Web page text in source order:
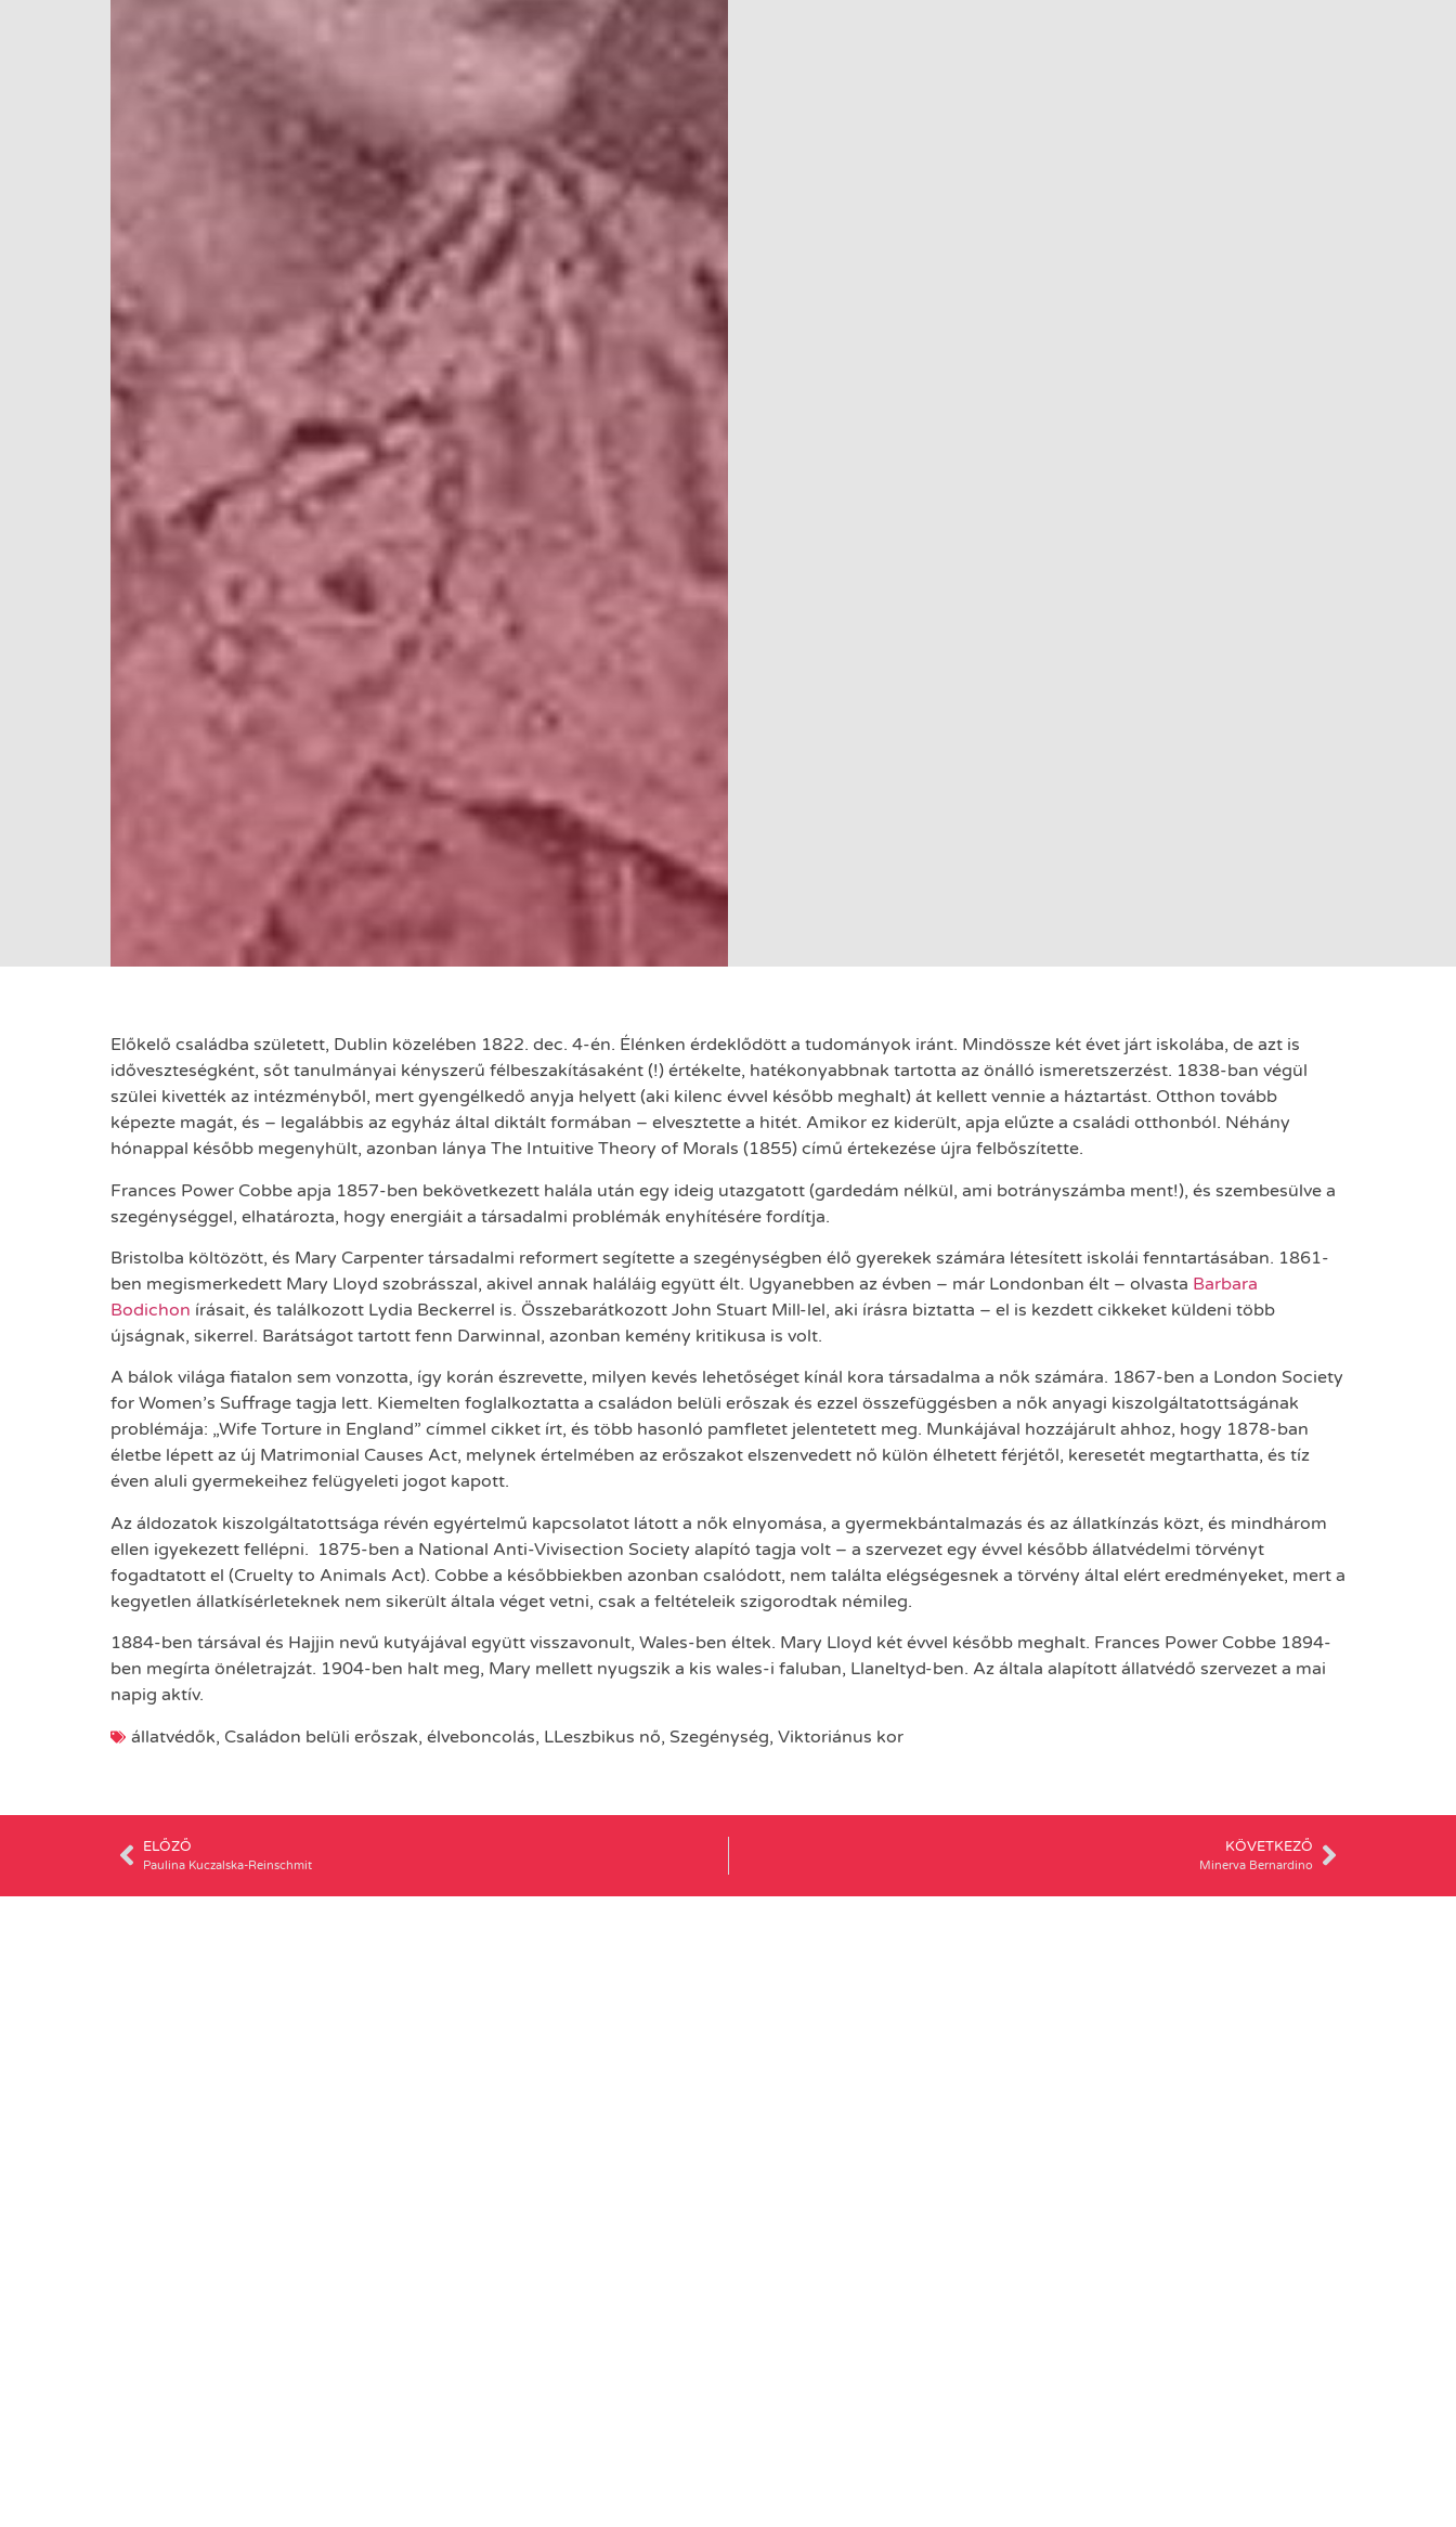
Előkelő családba született, Dublin közelében 1822. dec. 4-én. Élénken érdeklődött a tudományok iránt. Mindössze két évet járt iskolába, de azt is
időveszteségként, sőt tanulmányai kényszerű félbeszakításaként (!) értékelte, hatékonyabbnak tartotta az önálló ismeretszerzést. 1838-ban végül
szülei kivették az intézményből, mert gyengélkedő anyja helyett (aki kilenc évvel később meghalt) át kellett vennie a háztartást. Otthon tovább
képezte magát, és – legalábbis az egyház által diktált formában – elvesztette a hitét. Amikor ez kiderült, apja elűzte a családi otthonból. Néhány
hónappal később megenyhült, azonban lánya The Intuitive Theory of Morals (1855) című értekezése újra felbőszítette.
Frances Power Cobbe apja 1857-ben bekövetkezett halála után egy ideig utazgatott (gardedám nélkül, ami botrányszámba ment!), és szembesülve a
szegénységgel, elhatározta, hogy energiáit a társadalmi problémák enyhítésére fordítja.
Bristolba költözött, és Mary Carpenter társadalmi reformert segítette a szegénységben élő gyerekek számára létesített iskolái fenntartásában. 1861-
ben megismerkedett Mary Lloyd szobrásszal, akivel annak haláláig együtt élt. Ugyanebben az évben – már Londonban élt – olvasta Barbara
Bodichon írásait, és találkozott Lydia Beckerrel is. Összebarátkozott John Stuart Mill-lel, aki írásra biztatta – el is kezdett cikkeket küldeni több
újságnak, sikerrel. Barátságot tartott fenn Darwinnal, azonban kemény kritikusa is volt.
A bálok világa fiatalon sem vonzotta, így korán észrevette, milyen kevés lehetőséget kínál kora társadalma a nők számára. 1867-ben a London Society
for Women’s Suffrage tagja lett. Kiemelten foglalkoztatta a családon belüli erőszak és ezzel összefüggésben a nők anyagi kiszolgáltatottságának
problémája: „Wife Torture in England” címmel cikket írt, és több hasonló pamfletet jelentetett meg. Munkájával hozzájárult ahhoz, hogy 1878-ban
életbe lépett az új Matrimonial Causes Act, melynek értelmében az erőszakot elszenvedett nő külön élhetett férjétől, keresetét megtarthatta, és tíz
éven aluli gyermekeihez felügyeleti jogot kapott.
Az áldozatok kiszolgáltatottsága révén egyértelmű kapcsolatot látott a nők elnyomása, a gyermekbántalmazás és az állatkínzás közt, és mindhárom
ellen igyekezett fellépni. 1875-ben a National Anti-Vivisection Society alapító tagja volt – a szervezet egy évvel később állatvédelmi törvényt
fogadtatott el (Cruelty to Animals Act). Cobbe a későbbiekben azonban csalódott, nem találta elégségesnek a törvény által elért eredményeket, mert a
kegyetlen állatkísérleteknek nem sikerült általa véget vetni, csak a feltételeik szigorodtak némileg.
1884-ben társával és Hajjin nevű kutyájával együtt visszavonult, Wales-ben éltek. Mary Lloyd két évvel később meghalt. Frances Power Cobbe 1894-
ben megírta önéletrajzát. 1904-ben halt meg, Mary mellett nyugszik a kis wales-i faluban, Llaneltyd-ben. Az általa alapított állatvédő szervezet a mai
napig aktív.
állatvédők, Családon belüli erőszak, élveboncolás, LLeszbikus nő, Szegénység, Viktoriánus kor
ELŐZŐ
Paulina Kuczalska-Reinschmit
KÖVETKEZŐ
Minerva Bernardino